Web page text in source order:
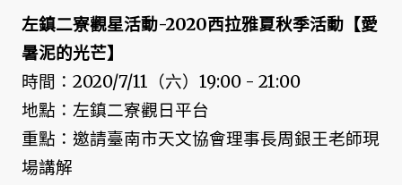
左鎮二寮觀星活動-2020西拉雅夏秋季活動【愛
暑泥的光芒】
時間：2020/7/11（六）19:00 - 21:00
地點：左鎮二寮觀日平台
重點：邀請臺南市天文協會理事長周銀王老師現
場講解